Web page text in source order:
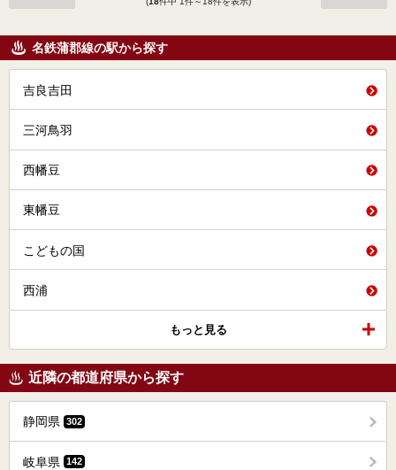
名鉄蒲郡線の駅から探す
吉良吉田
三河鳥羽
西幡豆
東幡豆
こどもの国
西浦
もっと見る
近隣の都道府県から探す
静岡県 302
岐阜県 142